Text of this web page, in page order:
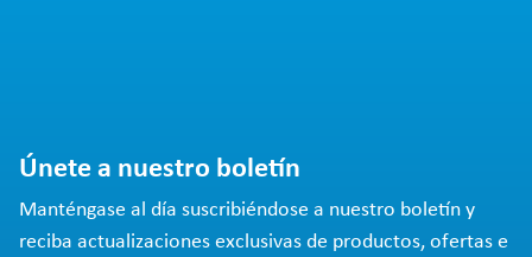
Únete a nuestro boletín
Manténgase al día suscribiéndose a nuestro boletín y
reciba actualizaciones exclusivas de productos, ofertas e